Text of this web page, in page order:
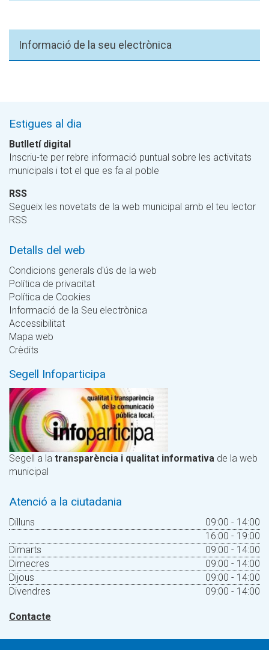
Informació de la seu electrònica
Estigues al dia
Butlletí digital
Inscriu-te per rebre informació puntual sobre les activitats
municipals i tot el que es fa al poble
RSS
Segueix les novetats de la web municipal amb el teu lector
RSS
Detalls del web
Condicions generals d'ús de la web
Política de privacitat
Política de Cookies
Informació de la Seu electrònica
Accessibilitat
Mapa web
Crèdits
Segell Infoparticipa
Segell a la transparència i qualitat informativa de la web
municipal
Atenció a la ciutadania
Dilluns
09:00 - 14:00
16:00 - 19:00
Dimarts
09:00 - 14:00
Dimecres
09:00 - 14:00
Dijous
09:00 - 14:00
Divendres
09:00 - 14:00
Contacte